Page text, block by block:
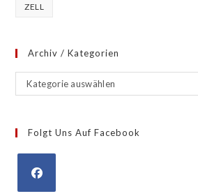
ZELL
Archiv / Kategorien
Archiv
/
Kategorie auswählen
Folgt Uns Auf Facebook